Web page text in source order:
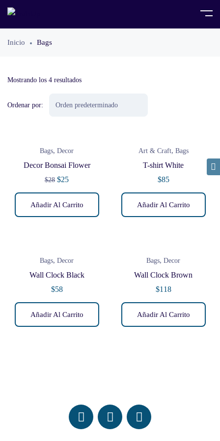
Inicio Bags
Mostrando los 4 resultados
Ordenar por:
Bags, Decor
Decor Bonsai Flower
$28 $25
Añadir Al Carrito
Art & Craft, Bags
T-shirt White
$85
Añadir Al Carrito
Bags, Decor
Wall Clock Black
$58
Añadir Al Carrito
Bags, Decor
Wall Clock Brown
$118
Añadir Al Carrito